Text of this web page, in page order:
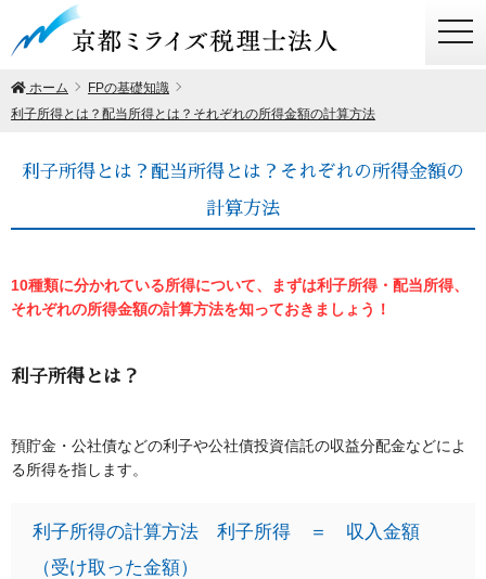
ホーム
FPの基礎知識
利子所得とは？配当所得とは？それぞれの所得金額の計算方法
利子所得とは？配当所得とは？それぞれの所得金額の
計算方法
10種類に分かれている所得について、まずは利子所得・配当所得、
それぞれの所得金額の計算方法を知っておきましょう！
利子所得とは？
預貯金・公社債などの利子や公社債投資信託の収益分配金などによ
る所得を指します。
利子所得の計算方法 利子所得 ＝ 収入金額
（受け取った金額）